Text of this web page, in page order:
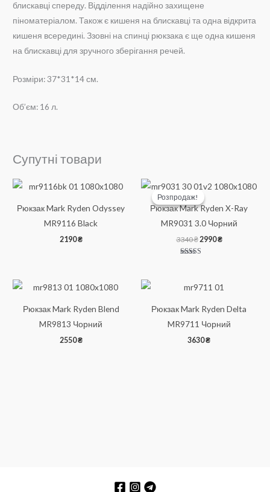
блискавці спереду. Відділення надійно захищене
піноматеріалом. Також є кишеня на блискавці та одна відкрита
кишеня всередині. Ззовні на спинці рюкзака є ще одна кишеня
на блискавці для зручного зберігання речей.
Розміри: 37*31*14 см.
Об’єм: 16 л.
Супутні товари
Рюкзак Mark Ryden Odyssey
MR9116 Black
2190₴
Розпродаж!
Розпродаж!
Рюкзак Mark Ryden X-Ray
MR9031 3.0 Чорний
3340₴ Оригінальна
ціна:
2990₴Поточна
Рюкзак Mark Ryden Blend
MR9813 Чорний
2550₴
Рюкзак Mark Ryden Delta
MR9711 Чорний
3630₴